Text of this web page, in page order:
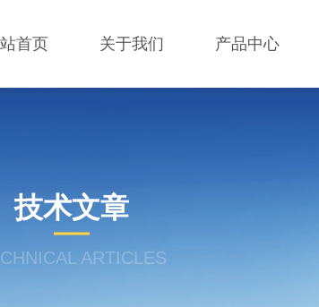
首页 关于我们 产品中心
技术文章
ARTICLES